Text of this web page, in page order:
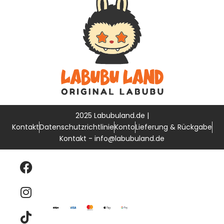
Labubu Have a Seat
2025 Labubuland.de |
KontaktDatenschutzrichtlinieKontoLieferung & Rückgabe
Kontakt - info@labubuland.de